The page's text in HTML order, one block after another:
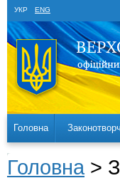
УКР ENG
Головна
Головна >